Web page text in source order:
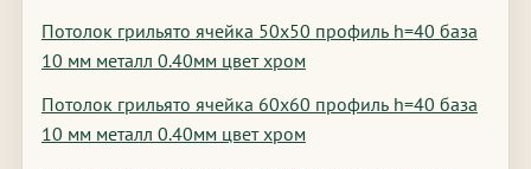
Потолок грильято ячейка 50х50 профиль h=40 база
10 мм металл 0.40мм цвет хром
Потолок грильято ячейка 60х60 профиль h=40 база
10 мм металл 0.40мм цвет хром